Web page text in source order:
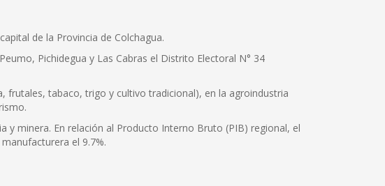
de la Provincia de Colchagua.
Pichidegua y Las Cabras el Distrito Electoral N° 34
frutales, tabaco, trigo y cultivo tradicional), en la agroindustria
y minera. En relación al Producto Interno Bruto (PIB) regional, el
el 9.7%.